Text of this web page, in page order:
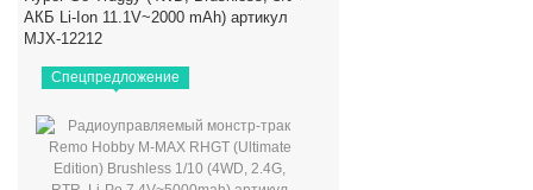
АКБ Li-Ion 11.1V~2000 mAh) артикул
MJX-12212
Спецпредложение